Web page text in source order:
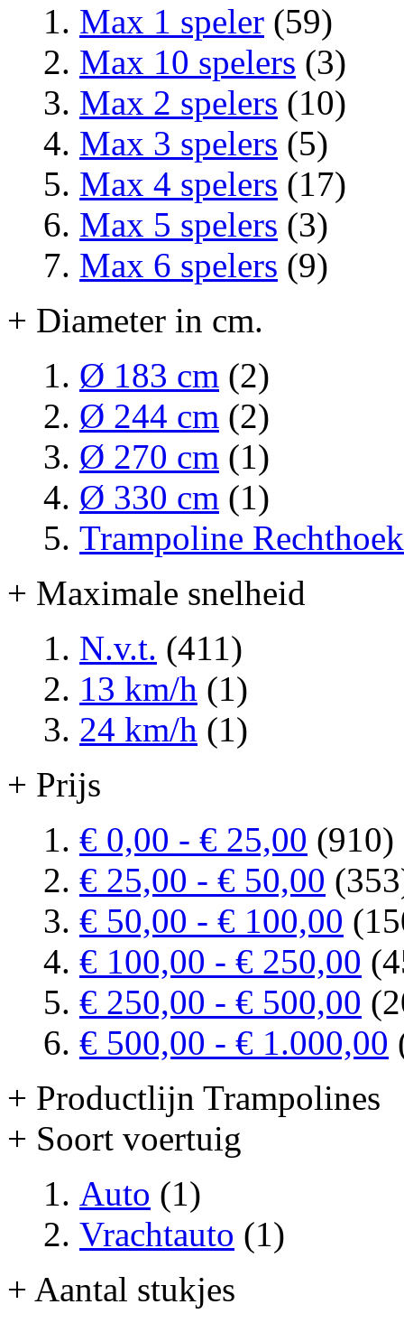
Max 1 speler (59)
Max 10 spelers (3)
Max 2 spelers (10)
Max 3 spelers (5)
Max 4 spelers (17)
Max 5 spelers (3)
Max 6 spelers (9)
+ Diameter in cm.
Ø 183 cm (2)
Ø 244 cm (2)
Ø 270 cm (1)
Ø 330 cm (1)
Trampoline Rechthoek
+ Maximale snelheid
N.v.t. (411)
13 km/h (1)
24 km/h (1)
+ Prijs
€ 0,00 - € 25,00 (910)
€ 25,00 - € 50,00
€ 50,00 - € 100,00
€ 100,00 - € 250,00
€ 250,00 - € 500,00
€ 500,00 - € 1.000,00
+ Productlijn Trampolines
+ Soort voertuig
Auto (1)
Vrachtauto (1)
+ Aantal stukjes